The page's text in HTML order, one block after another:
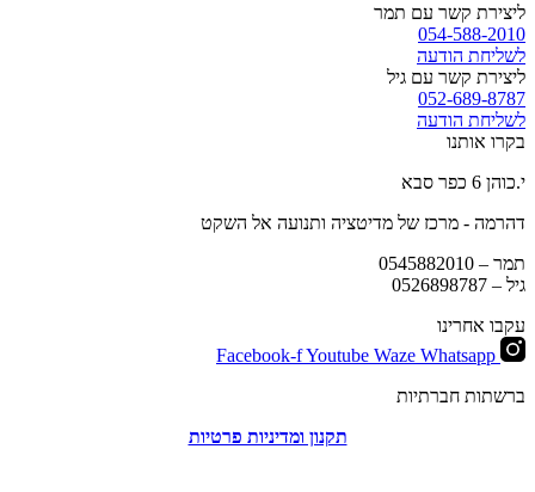
ליצירת קשר עם תמר
054-588-2010
לשליחת הודעה
ליצירת קשר עם גיל
052-689-8787
לשליחת הודעה
בקרו אותנו
י.כוהן 6 כפר סבא
דהרמה - מרכז של מדיטציה ותנועה אל השקט
תמר – 0545882010
גיל – 0526898787
עקבו אחרינו
Facebook-fYoutube Waze Whatsapp
ברשתות חברתיות
תקנון ומדיניות פרטיות